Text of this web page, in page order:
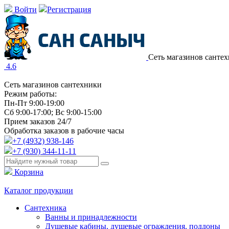
Войти Регистрация
Сеть магазинов
4.6
Сеть магазинов сантехники
Режим работы:
Пн-Пт 9:00-19:00
Сб 9:00-17:00; Вс 9:00-15:00
Прием заказов 24/7
Обработка заказов в рабочие часы
+7 (4932) 938-146
+7 (930) 344-11-11
Корзина
Каталог продукции
Сантехника
Ванны и принадлежности
Душевые кабины, душевые ограждения, поддоны